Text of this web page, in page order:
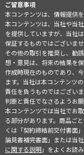
ご留意事項
本コンテンツは、情報提供
本コンテンツは、当社や当
を提供していますが、当社
保証するものではございま
その他の取引を推奨し、勧
想・意見は、将来の結果を
作成時現在のものであり、
ます。当社は本コンテンツ
責任を負うものではござい
判断と責任でなさるようお願
本コンテンツでは当社でお
る部分があります。商品ご
くは「契約締結前交付書面
論見書補完書面」または当
に関する説明」をよくお読